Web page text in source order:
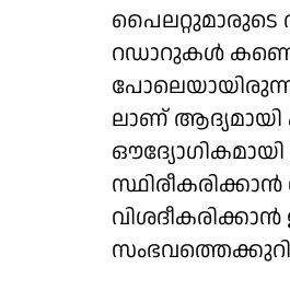
പൈലറ്റുമാരുടെ
റഡാറുകള്‍
ലാണ് ആദ്യമായി